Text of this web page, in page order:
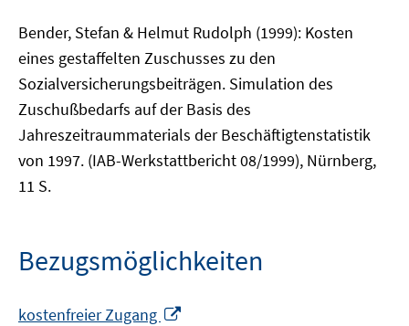
Bender, Stefan & Helmut Rudolph (1999): Kosten
eines gestaffelten Zuschusses zu den
Sozialversicherungsbeiträgen. Simulation des
Zuschußbedarfs auf der Basis des
Jahreszeitraummaterials der Beschäftigtenstatistik
von 1997. (IAB-Werkstattbericht 08/1999), Nürnberg,
11 S.
Bezugsmöglichkeiten
kostenfreier Zugang